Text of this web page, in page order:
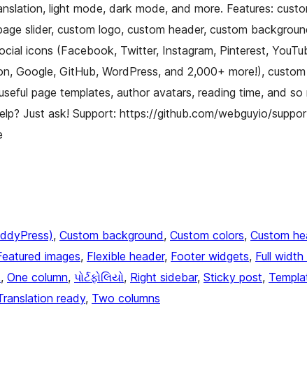
light mode, dark mode, and more. Features:
slider, custom logo, custom header, custom
icons (Facebook, Twitter, Instagram, Pinterest,
Google, GitHub, WordPress, and 2,000+ more!),
page templates, author avatars, reading time, and so
Just ask! Support: https://github.com/webguyio/
, Custom background, Custom colors, Custom
images, Flexible header, Footer widgets, Full
, One column, પોર્ટફોલિયો, Right sidebar, Sticky post,
ready, Two columns